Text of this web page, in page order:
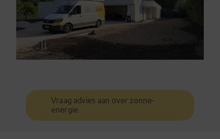
Vraag advies aan over zonne-
energie